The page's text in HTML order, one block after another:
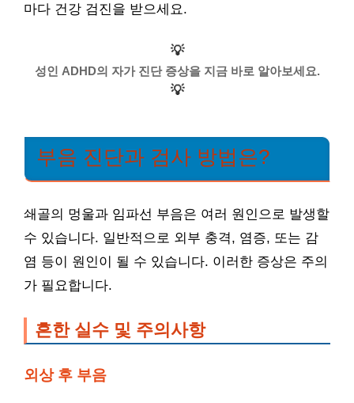
마다 건강 검진을 받으세요.
💡
성인 ADHD의 자가 진단 증상을 지금 바로 알아보세요.
💡
부음 진단과 검사 방법은?
쇄골의 멍울과 임파선 부음은 여러 원인으로 발생할
수 있습니다. 일반적으로 외부 충격, 염증, 또는 감
염 등이 원인이 될 수 있습니다. 이러한 증상은 주의
가 필요합니다.
흔한 실수 및 주의사항
외상 후 부음